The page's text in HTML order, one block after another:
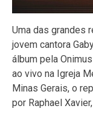
Uma das grandes
jovem cantora
álbum pela
ao vivo na Igreja
Minas Gerais, o
por Raphael